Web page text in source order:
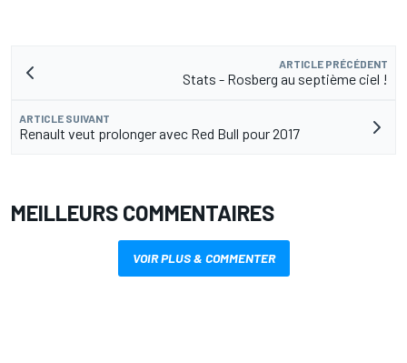
ARTICLE PRÉCÉDENT
Stats - Rosberg au septième ciel !
ARTICLE SUIVANT
Renault veut prolonger avec Red Bull pour 2017
MEILLEURS COMMENTAIRES
VOIR PLUS & COMMENTER